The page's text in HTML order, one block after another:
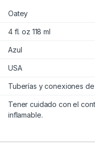
Oatey
4 fl. oz 118 ml
Azul
USA
Tuberías y conexiones de
Tener cuidado con el
inflamable.